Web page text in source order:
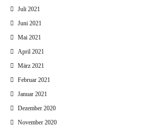
Juli 2021
Juni 2021
Mai 2021
April 2021
März 2021
Februar 2021
Januar 2021
Dezember 2020
November 2020